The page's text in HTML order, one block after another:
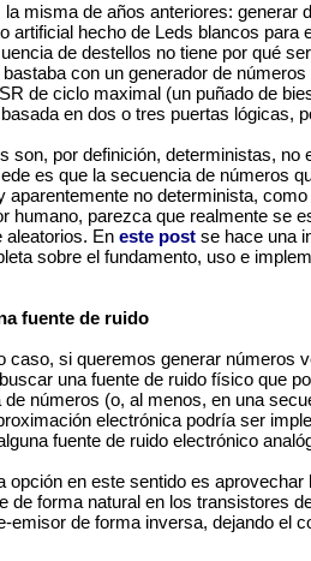
la misma de años anteriores: generar
artificial hecho de Leds blancos para
de destellos no tiene por qué
con un generador de
de ciclo maximal (un puñado de
en dos o tres puertas lógicas,
son, por definición, deterministas, no
es que la secuencia de números
aparentemente no determinista,
humano, parezca que realmente se
aleatorios. En este post se hace una
sobre el fundamento, uso e
fuente de ruido
caso, si queremos generar números
una fuente de ruido físico que
de números (o, al menos, en una
electrónica podría ser
fuente de ruido electrónico
opción en este sentido es
de forma natural en los transistores
emisor de forma inversa, dejando el